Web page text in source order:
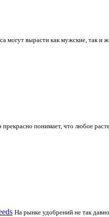
могут вырасти как мужские, так
прекрасно понимает, что любое
На рынке удобрений не так